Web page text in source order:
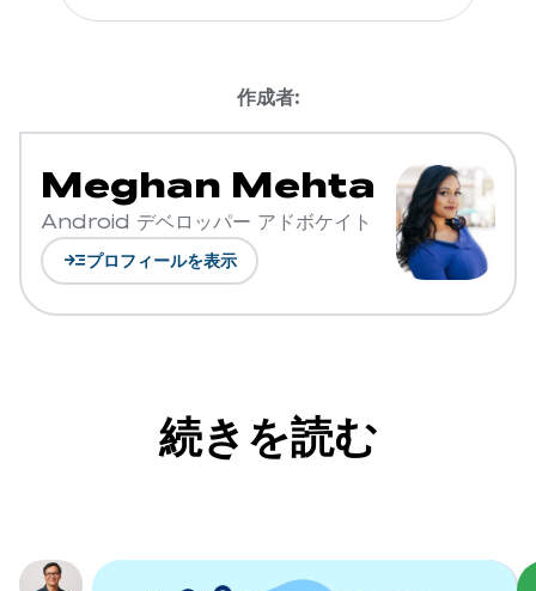
作成者:
Meghan Mehta
Android デベロッパー アドボケイト
read_moreプロフィールを表示
続きを読む